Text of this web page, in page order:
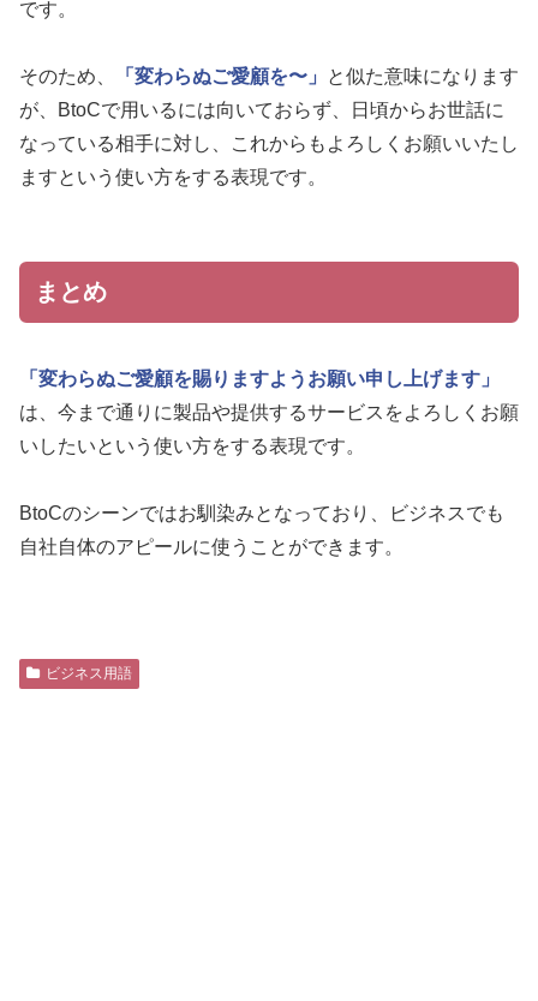
です。
そのため、 「変わらぬご愛顧を〜」
と似た意味になります
が、BtoCで用いるには向いておらず、日頃からお世話に
なっている相手に対し、これからもよろしくお願いいたし
ますという使い方をする表現です。
まとめ
「変わらぬご愛顧を賜りますようお願い申し上げます」
は、今まで通りに製品や提供するサービスをよろしくお願
いしたいという使い方をする表現です。
BtoCのシーンではお馴染みとなっており、ビジネスでも
自社自体のアピールに使うことができます。
ビジネス用語